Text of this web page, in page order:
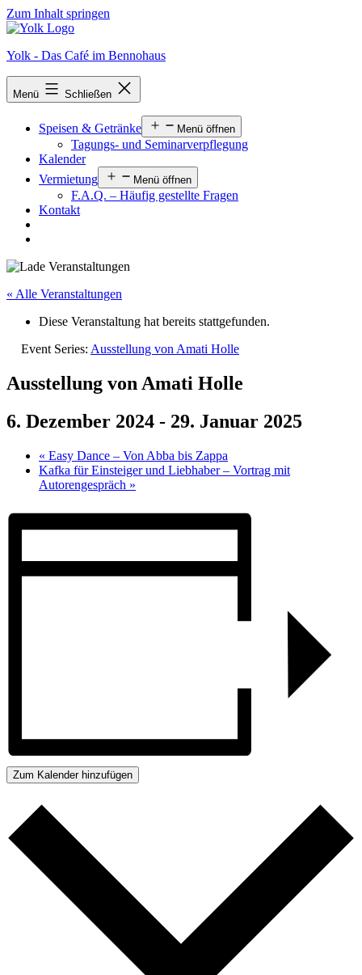
Zum Inhalt springen
Yolk - Das Café im Bennohaus
Menü Schließen
Speisen & Getränke Menü öffnen
Tagungs- und Seminarverpflegung
Kalender
Vermietung
Menü öffnen
F.A.Q. – Häufig gestellte Fragen
Kontakt
« Alle Veranstaltungen
Diese Veranstaltung hat bereits stattgefunden.
Event Series: Ausstellung von Amati Holle
Ausstellung von Amati Holle
6. Dezember 2024 - 29. Januar 2025
« Easy Dance – Von Abba bis Zappa
Kafka für Einsteiger und Liebhaber – Vortrag mit
Autorengespräch »
Zum Kalender hinzufügen